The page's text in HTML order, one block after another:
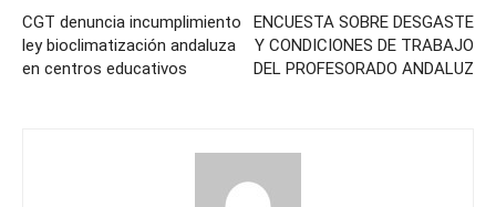
CGT denuncia incumplimiento
ley bioclimatización andaluza
en centros educativos
ENCUESTA SOBRE DESGASTE
Y CONDICIONES DE TRABAJO
DEL PROFESORADO ANDALUZ